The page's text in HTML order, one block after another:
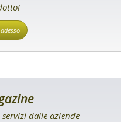
dalle aziende